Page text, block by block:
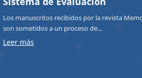
Los manuscritos recibidos por la revista
son sometidos a un proceso de...
Leer más